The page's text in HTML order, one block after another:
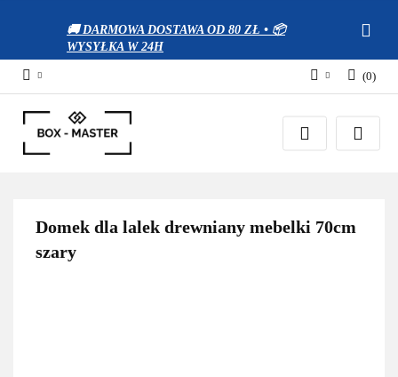
🚚 DARMOWA DOSTAWA OD 80 ZŁ • 📦
WYSYŁKA W 24H
Zaloguj się
Zarejestruj się
(0)
Domek dla lalek drewniany mebelki 70cm
szary